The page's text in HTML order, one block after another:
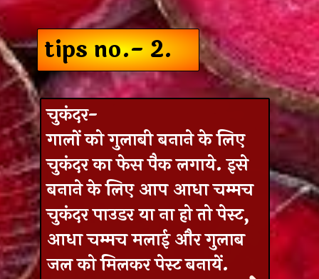
चुकंदर-
गालों को गुलाबी बनाने के लिए
चुकंदर का फेस पैक लगाये. इसे
बनाने के लिए आप आधा चम्मच
चुकंदर पाउडर या ना हो तो पेस्ट,
आधा चम्मच मलाई और गुलाब
जल को मिलकर पेस्ट बनायें.
tips no.- 2.